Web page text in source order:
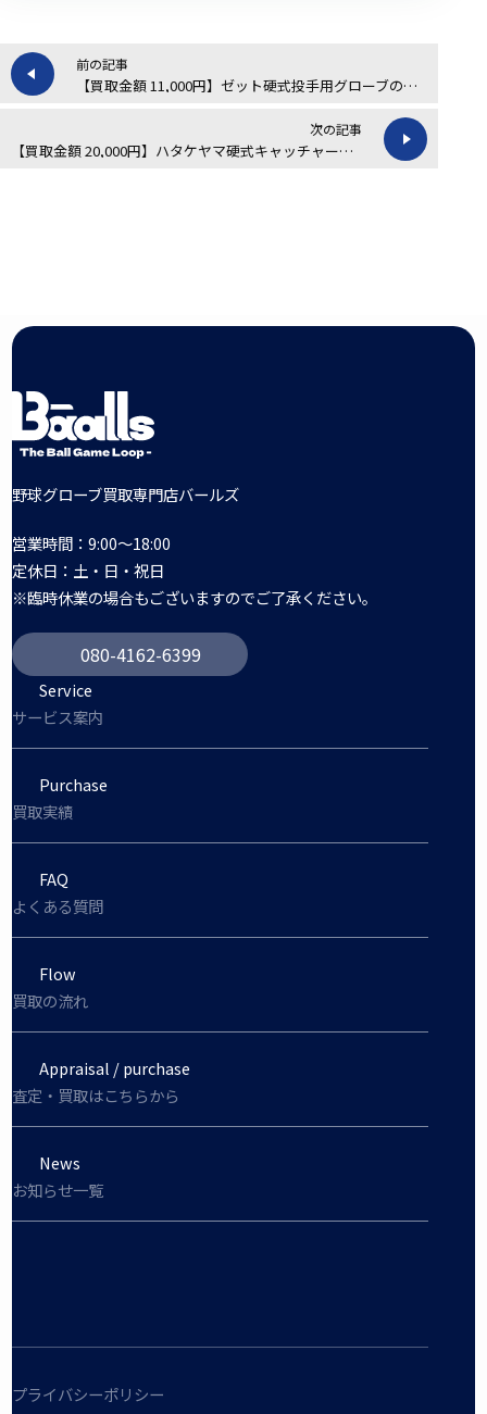
前の記事
【買取金額 11,000円】ゼット硬式投手用グローブの買取実績
次の記事
【買取金額 20,000円】ハタケヤマ硬式キャッチャーミットPRO-M9の買取実績
野球グローブ買取専門店バールズ
営業時間：9:00～18:00
定休日：土・日・祝日
※臨時休業の場合もございますのでご了承ください。
080-4162-6399
Service
サービス案内
Purchase
買取実績
FAQ
よくある質問
Flow
買取の流れ
Appraisal / purchase
査定・買取はこちらから
News
お知らせ一覧
プライバシーポリシー